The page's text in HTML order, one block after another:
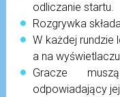
odliczanie startu.
Rozgrywka
W każdej rundzie
a na
Gracze
odpowiadający